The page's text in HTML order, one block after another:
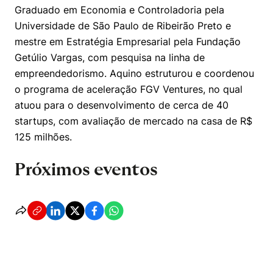
Graduado em Economia e Controladoria pela
Universidade de São Paulo de Ribeirão Preto e
mestre em Estratégia Empresarial pela Fundação
Getúlio Vargas, com pesquisa na linha de
empreendedorismo. Aquino estruturou e coordenou
o programa de aceleração FGV Ventures, no qual
atuou para o desenvolvimento de cerca de 40
startups, com avaliação de mercado na casa de R$
125 milhões.
Próximos eventos
Cookies estritamente necessários